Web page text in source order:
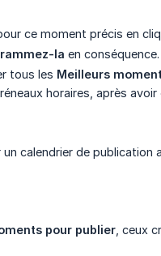
ce moment précis en
la en conséquence.
tous les Meilleurs
horaires, après
calendrier de publication
pour publier , ceux